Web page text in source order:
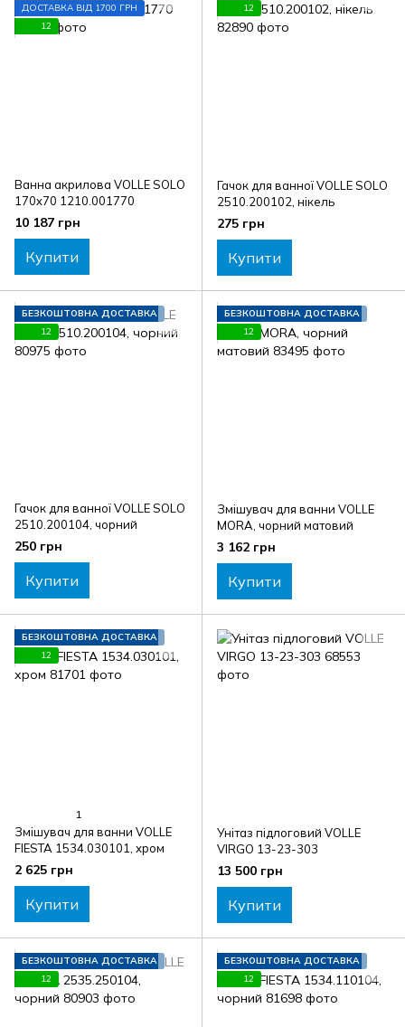
ДОСТАВКА ВІД 1700 ГРН
12
Ванна акрилова VOLLE SOLO
170x70 1210.001770
10 187 грн
Купити
12
Гачок для ванної VOLLE SOLO
2510.200102, нікель
275 грн
Купити
БЕЗКОШТОВНА ДОСТАВКА
12
Гачок для ванної VOLLE SOLO
2510.200104, чорний
250 грн
Купити
БЕЗКОШТОВНА ДОСТАВКА
12
Змішувач для ванни VOLLE
MORA, чорний матовий
3 162 грн
Купити
БЕЗКОШТОВНА ДОСТАВКА
12
1
Змішувач для ванни VOLLE
FIESTA 1534.030101, хром
2 625 грн
Купити
Унітаз підлоговий VOLLE
VIRGO 13-23-303
13 500 грн
Купити
БЕЗКОШТОВНА ДОСТАВКА
12
БЕЗКОШТОВНА ДОСТАВКА
12